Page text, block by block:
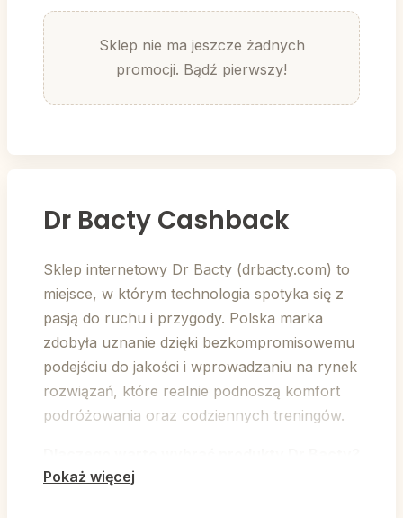
Sklep nie ma jeszcze żadnych
promocji. Bądź pierwszy!
Dr Bacty Cashback
Sklep internetowy Dr Bacty (drbacty.com) to
miejsce, w którym technologia spotyka się z
pasją do ruchu i przygody. Polska marka
zdobyła uznanie dzięki bezkompromisowemu
podejściu do jakości i wprowadzaniu na rynek
rozwiązań, które realnie podnoszą komfort
podróżowania oraz codziennych treningów.
Pokaż więcej